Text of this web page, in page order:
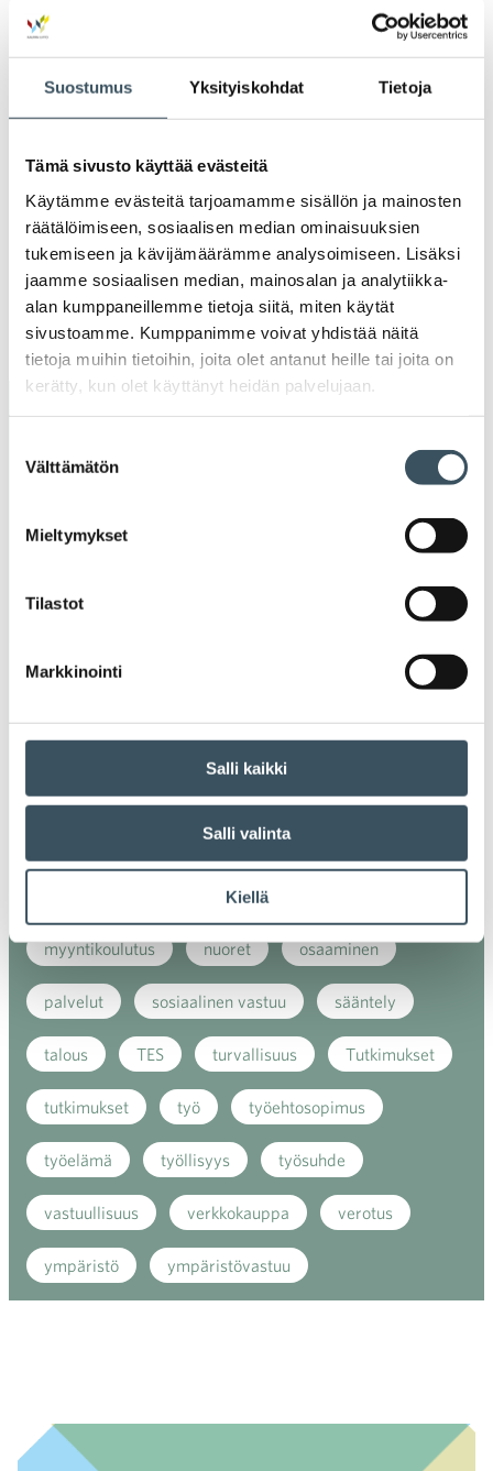
Suostumus Yksityiskohdat Tietoja
Tämä sivusto käyttää evästeitä
Käytämme evästeitä tarjoamamme sisällön ja mainosten
räätälöimiseen, sosiaalisen median ominaisuuksien
tukemiseen ja kävijämäärämme analysoimiseen. Lisäksi
jaamme sosiaalisen median, mainosalan ja analytiikka-
alan kumppaneillemme tietoja siitä, miten käytät
sivustoamme. Kumppanimme voivat yhdistää näitä
tietoja muihin tietoihin, joita olet antanut heille tai joita on
kerätty, kun olet käyttänyt heidän palvelujaan.
valinta
Välttämätön
Mieltymykset
Tilastot
Markkinointi
Salli kaikki
Salli valinta
Kiellä
2022
2021
2019
2018
2017
Avainsanat
alv arvonlisävero
digiostaminen digitalisaatio
kansainvälinen verkkokauppa
kaupan näkymät kauppa kemikaalit
kuluttajat kuluttajien luottamus
myynti
myyntikoulutus nuoret osaaminen
palvelut sosiaalinen vastuu sääntely
talous TES turvallisuus Tutkimukset
tutkimukset työ työehtosopimus
työelämä työllisyys työsuhde
vastuullisuus verkkokauppa verotus
ympäristö ympäristövastuu